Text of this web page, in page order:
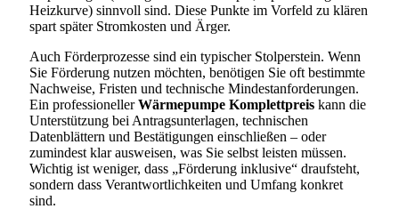
Heizkurve) sinnvoll sind. Diese Punkte im Vorfeld zu klären
spart später Stromkosten und Ärger.
Auch Förderprozesse sind ein typischer Stolperstein. Wenn
Sie Förderung nutzen möchten, benötigen Sie oft bestimmte
Nachweise, Fristen und technische Mindestanforderungen.
Ein professionellerWärmepumpe Komplettpreis kann die
Unterstützung bei Antragsunterlagen, technischen
Datenblättern und Bestätigungen einschließen – oder
zumindest klar ausweisen, was Sie selbst leisten müssen.
Wichtig ist weniger, dass „Förderung inklusive“ draufsteht,
sondern dass Verantwortlichkeiten und Umfang konkret
sind.